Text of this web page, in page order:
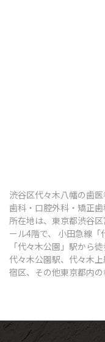
渋谷区代々木八幡の歯
歯科・口腔外科・矯正
所在地は、東京都渋谷
ール4階で、 小田急線
「代々木公園」駅から
代々木公園駅、代々木
宿区、その他東京都内の